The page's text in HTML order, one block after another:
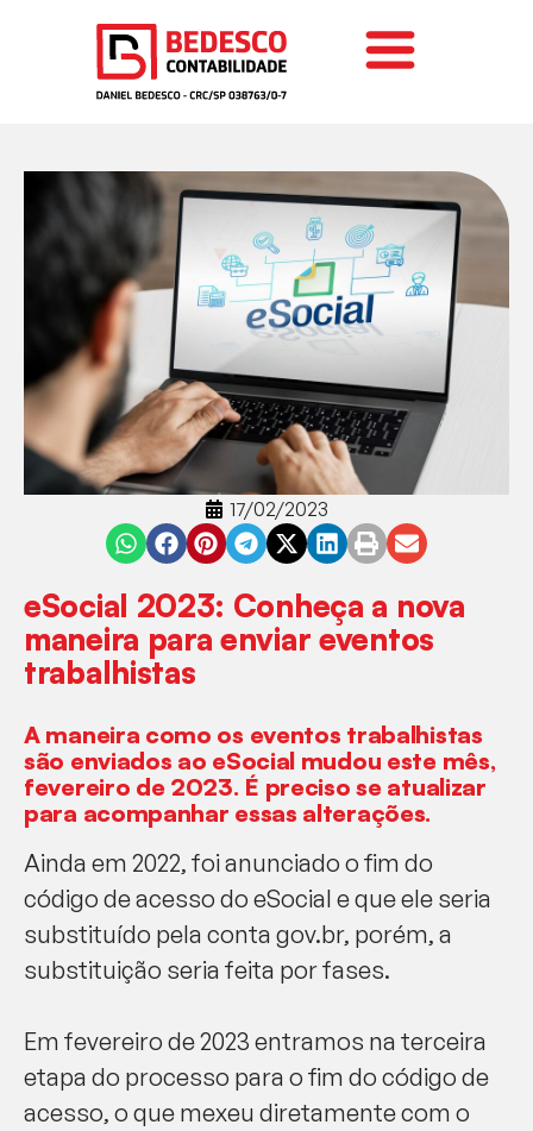
17/02/2023
eSocial 2023: Conheça a nova
maneira para enviar eventos
trabalhistas
A maneira como os eventos trabalhistas
são enviados ao eSocial mudou este mês,
fevereiro de 2023. É preciso se atualizar
para acompanhar essas alterações.
Ainda em 2022, foi anunciado o fim do
código de acesso do eSocial e que ele seria
substituído pela conta gov.br, porém, a
substituição seria feita por fases.
Em fevereiro de 2023 entramos na terceira
etapa do processo para o fim do código de
acesso, o que mexeu diretamente com o